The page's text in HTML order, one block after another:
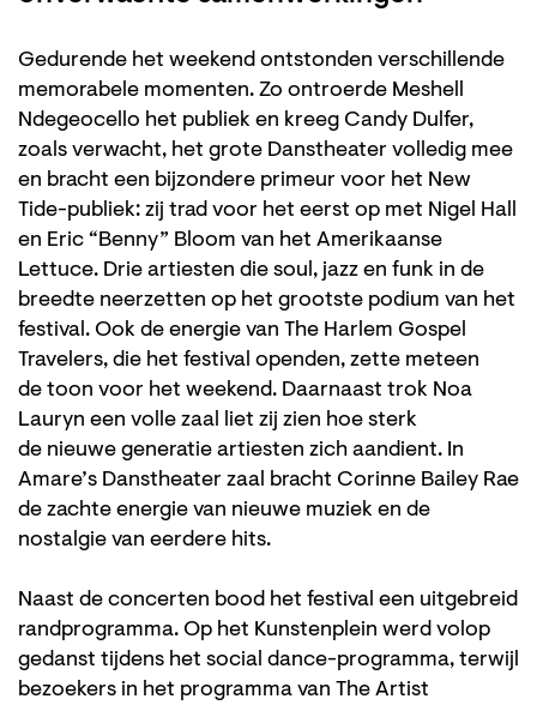
Gedurende het weekend ontstonden verschillende
memorabele momenten. Zo ontroerde Meshell
Ndegeocello het publiek en kreeg Candy Dulfer,
zoals verwacht, het grote Danstheater volledig mee
en bracht een bijzondere primeur voor het New
Tide-publiek: zij trad voor het eerst op met Nigel Hall
en Eric “Benny” Bloom van het Amerikaanse
Lettuce. Drie artiesten die soul, jazz en funk in de
breedte neerzetten op het grootste podium van het
festival. Ook de energie van The Harlem Gospel
Travelers, die het festival openden, zette meteen
de toon voor het weekend. Daarnaast trok Noa
Lauryn een volle zaal liet zij zien hoe sterk
de nieuwe generatie artiesten zich aandient. In
Amare’s Danstheater zaal bracht Corinne Bailey Rae
de zachte energie van nieuwe muziek en de
nostalgie van eerdere hits.
Naast de concerten bood het festival een uitgebreid
randprogramma. Op het Kunstenplein werd volop
gedanst tijdens het social dance-programma, terwijl
bezoekers in het programma van The Artist